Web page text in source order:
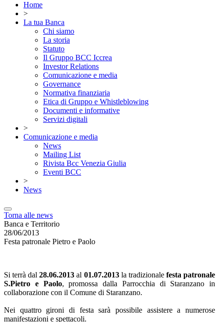
Home
>
La tua Banca
Chi siamo
La storia
Statuto
Il Gruppo BCC Iccrea
Investor Relations
Comunicazione e media
Governance
Normativa finanziaria
Etica di Gruppo e Whistleblowing
Documenti e informative
Servizi digitali
>
Comunicazione e media
News
Mailing List
Rivista Bcc Venezia Giulia
Eventi BCC
>
News
Torna alle news
Banca e Territorio
28/06/2013
Festa patronale Pietro e Paolo
Si terrà dal28.06.2013 al 01.07.2013la tradizionale festa patronale
S.Pietro e Paolo, promossa dalla Parrocchia di Staranzano in
collaborazione con il Comune di Staranzano.
Nei quattro gironi di festa sarà possibile assistere a numerose
manifestazioni e spettacoli.